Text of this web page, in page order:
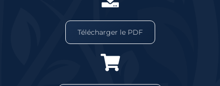
Télécharger le PDF